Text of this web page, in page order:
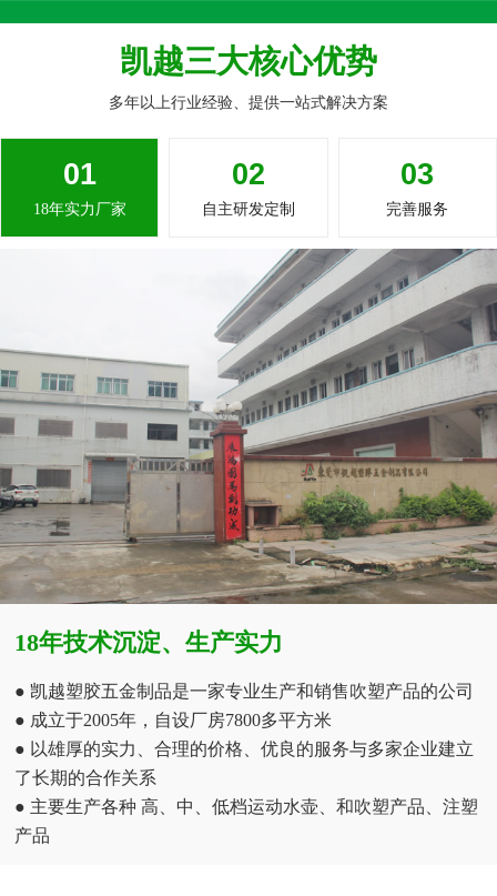
凯越三大核心优势
多年以上行业经验、提供一站式解决方案
01
18年实力厂家
02
自主研发定制
03
完善服务
18年技术沉淀、生产实力
● 凯越塑胶五金制品是一家专业生产和销售吹塑产品的公司
● 成立于2005年，自设厂房7800多平方米
● 以雄厚的实力、合理的价格、优良的服务与多家企业建立
了长期的合作关系
● 主要生产各种 高、中、低档运动水壶、和吹塑产品、注塑
产品